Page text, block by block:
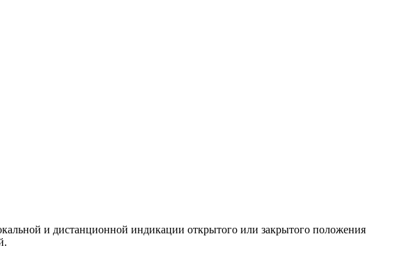
и дистанционной индикации открытого или закрытого положения